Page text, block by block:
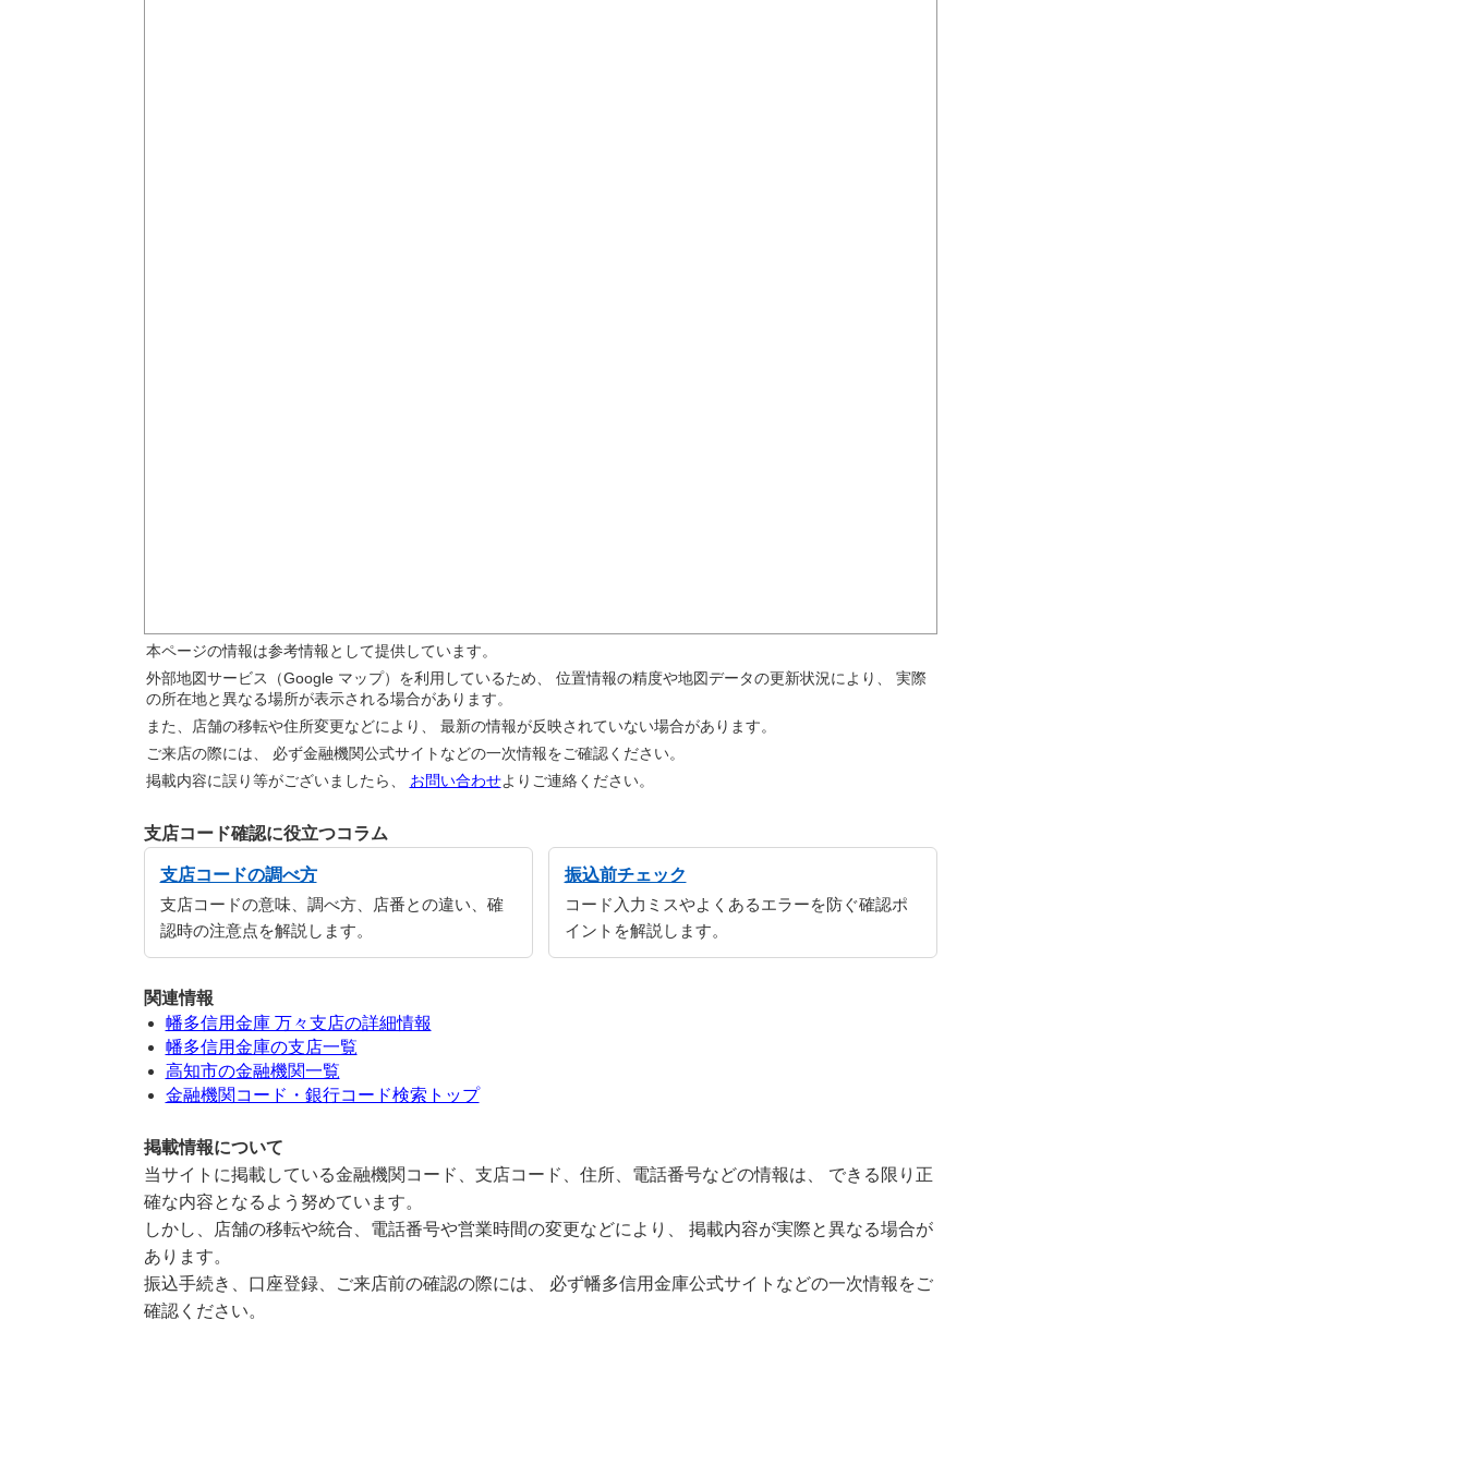
本ページの情報は参考情報として提供しています。
外部地図サービス（Google マップ）を利用しているため、 位置情報の精度や地図データの更新状況により、 実際
の所在地と異なる場所が表示される場合があります。
また、店舗の移転や住所変更などにより、 最新の情報が反映されていない場合があります。
ご来店の際には、 必ず金融機関公式サイトなどの一次情報をご確認ください。
掲載内容に誤り等がございましたら、 お問い合わせよりご連絡ください。
支店コード確認に役立つコラム
支店コードの調べ方
支店コードの意味、調べ方、店番との違い、確
認時の注意点を解説します。
振込前チェック
コード入力ミスやよくあるエラーを防ぐ確認ポ
イントを解説します。
関連情報
幡多信用金庫 万々支店の詳細情報
幡多信用金庫の支店一覧
高知市の金融機関一覧
金融機関コード・銀行コード検索トップ
掲載情報について
当サイトに掲載している金融機関コード、支店コード、住所、電話番号などの情報は、 できる限り正
確な内容となるよう努めています。
しかし、店舗の移転や統合、電話番号や営業時間の変更などにより、 掲載内容が実際と異なる場合が
あります。
振込手続き、口座登録、ご来店前の確認の際には、 必ず幡多信用金庫公式サイトなどの一次情報をご
確認ください。